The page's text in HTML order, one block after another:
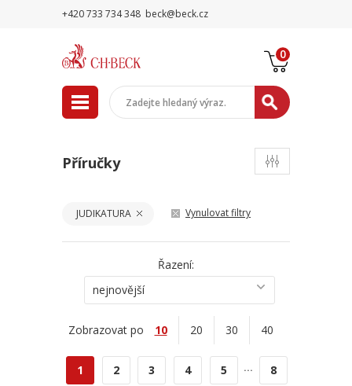
+420 733 734 348 beck@beck.cz
0
Příručky
JUDIKATURA Vynulovat filtry
Řazení:
nejnovější
Zobrazovat po 10 20 30 40
1 2 3 4 5 ... 8